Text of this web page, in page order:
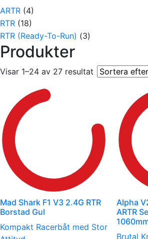
ARTR (4)
RTR (18)
RTR (Ready-To-Run) (3)
Produkter
Visar 1–24 av 27 resultat Sortera
Mad Shark F1 V3 2.4G RTR
Borstad Gul
Kompakt Racerbåt med Stor
Alpha
ARTR
Brutal